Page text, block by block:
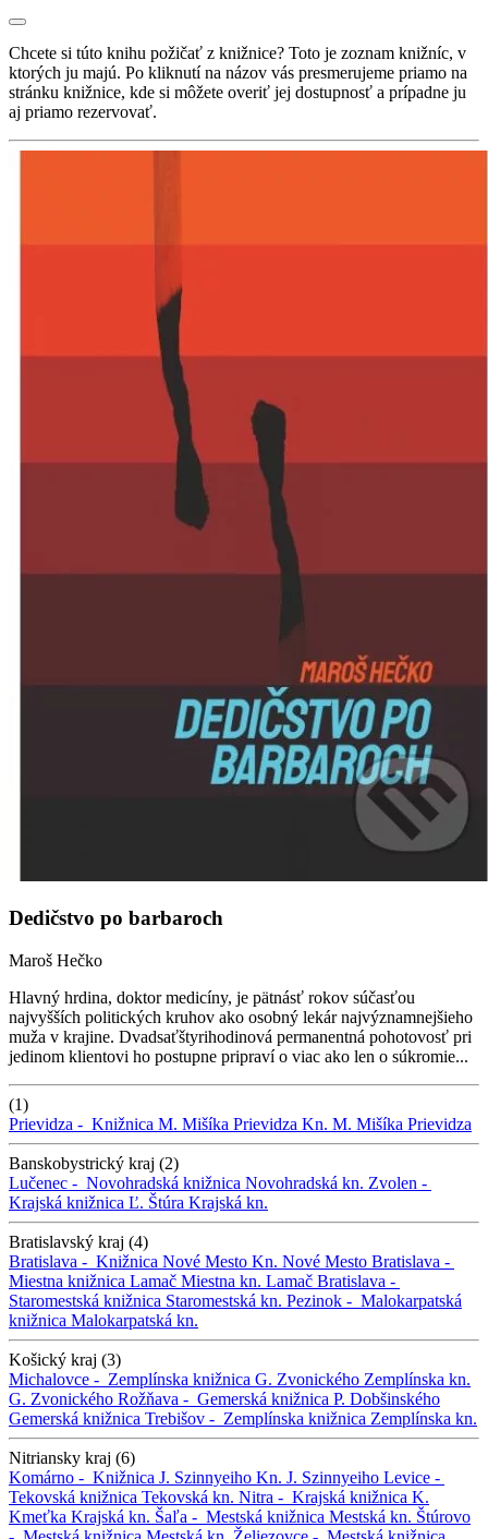
Chcete si túto knihu požičať z knižnice? Toto je zoznam knižníc, v
ktorých ju majú. Po kliknutí na názov vás presmerujeme priamo na
stránku knižnice, kde si môžete overiť jej dostupnosť a prípadne ju
aj priamo rezervovať.
Dedičstvo po barbaroch
Maroš Hečko
Hlavný hrdina, doktor medicíny, je pätnásť rokov súčasťou
najvyšších politických kruhov ako osobný lekár najvýznamnejšieho
muža v krajine. Dvadsaťštyrihodinová permanentná pohotovosť pri
jedinom klientovi ho postupne pripraví o viac ako len o súkromie...
(1)
Prievidza - Knižnica M. Mišíka Prievidza Kn. M. Mišíka Prievidza
Banskobystrický kraj (2)
Lučenec - Novohradská knižnica Novohradská kn. Zvolen -
Krajská knižnica Ľ. Štúra Krajská kn.
Bratislavský kraj (4)
Bratislava - Knižnica Nové Mesto Kn. Nové Mesto Bratislava -
Miestna knižnica Lamač Miestna kn. Lamač Bratislava -
Staromestská knižnica Staromestská kn. Pezinok - Malokarpatská
knižnica Malokarpatská kn.
Košický kraj (3)
Michalovce - Zemplínska knižnica G. Zvonického Zemplínska kn.
G. Zvonického Rožňava - Gemerská knižnica P. Dobšinského
Gemerská knižnica Trebišov - Zemplínska knižnica Zemplínska kn.
Nitriansky kraj (6)
Komárno - Knižnica J. Szinnyeiho Kn. J. Szinnyeiho Levice -
Tekovská knižnica Tekovská kn. Nitra - Krajská knižnica K.
Kmeťka Krajská kn. Šaľa - Mestská knižnica Mestská kn. Štúrovo